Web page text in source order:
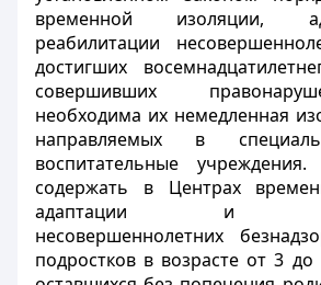
временной изоляции,
реабилитации
достигших
совершивших
необходима их немедленная
направляемых в
воспитательные
содержать в Центрах
адаптации и
несовершеннолетних
подростков в возрасте от 3